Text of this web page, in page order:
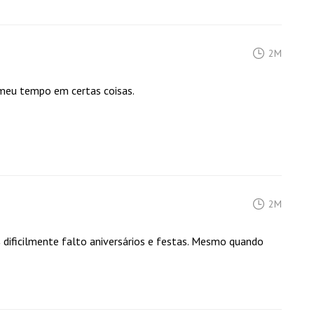
2M
tempo em certas coisas.
2M
dificilmente falto aniversários e festas. Mesmo quando